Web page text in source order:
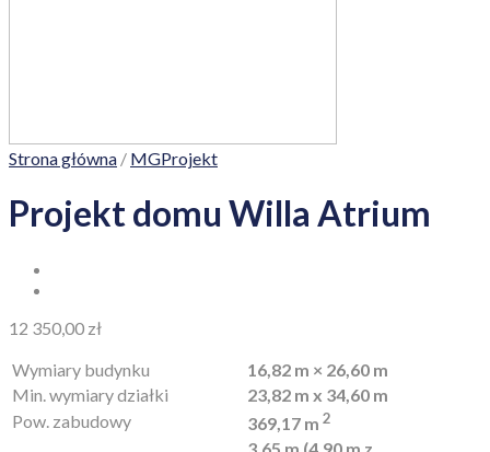
Strona główna / MGProjekt
Projekt domu Willa Atrium
12 350,00 zł
Wymiary budynku
16,82 m × 26,60 m
Min. wymiary działki
23,82 m x 34,60 m
Pow. zabudowy
369,17 m 2